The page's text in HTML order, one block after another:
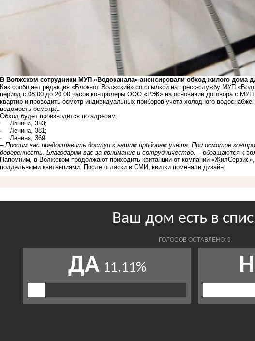
В Волжском сотрудники МУП «Водоканала» анонсировали обход жилого дома
Как сообщает редакция «Блокнот Волжский» со ссылкой на пресс-службу МУП
период с 08:00 до 20:00 часов контролеры ООО «РЭК» на основании договора с
квартир и проводить осмотр индивидуальных приборов учета холодного
ведомость осмотра.
Обход будет производится по адресам:
· Ленина, 383;
· Ленина, 381;
· Ленина, 369.
– Просим вас предоставить доступ к вашим приборам учета. При осмотре
доверенность. Благодарим вас за понимание и сотрудничество, – обращаются к
Напомним, в Волжском продолжают приходить квитанции от компании
поддельными квитанциями. После огласки в СМИ, квитки поменяли дизайн.